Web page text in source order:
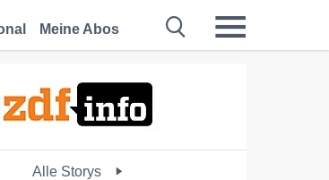
Meine Abos
Alle Storys